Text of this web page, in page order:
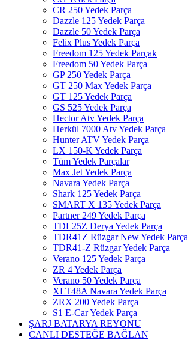
CR 250 Yedek Parça
Dazzle 125 Yedek Parça
Dazzle 50 Yedek Parça
Felix Plus Yedek Parça
Freedom 125 Yedek Parçak
Freedom 50 Yedek Parça
GP 250 Yedek Parça
GT 250 Max Yedek Parça
GT 125 Yedek Parça
GS 525 Yedek Parça
Hector Atv Yedek Parça
Herkül 7000 Atv Yedek Parça
Hunter ATV Yedek Parça
LX 150-K Yedek Parça
Tüm Yedek Parçalar
Max Jet Yedek Parça
Navara Yedek Parça
Shark 125 Yedek Parça
SMART X 135 Yedek Parça
Partner 249 Yedek Parça
TDL25Z Derya Yedek Parça
TDR41Z Rüzgar New Yedek Parça
TDR41-Z Rüzgar Yedek Parça
Verano 125 Yedek Parça
ZR 4 Yedek Parça
Verano 50 Yedek Parça
XLT48A Navara Yedek Parça
ZRX 200 Yedek Parça
S1 E-Car Yedek Parça
ŞARJ BATARYA REYONU
CANLI DESTEĞE BAĞLAN